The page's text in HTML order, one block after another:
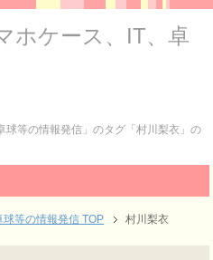
ホケース、IT、卓
球等の情報発信」のタグ「村川梨衣」の
球等の情報発信 TOP 村川梨衣